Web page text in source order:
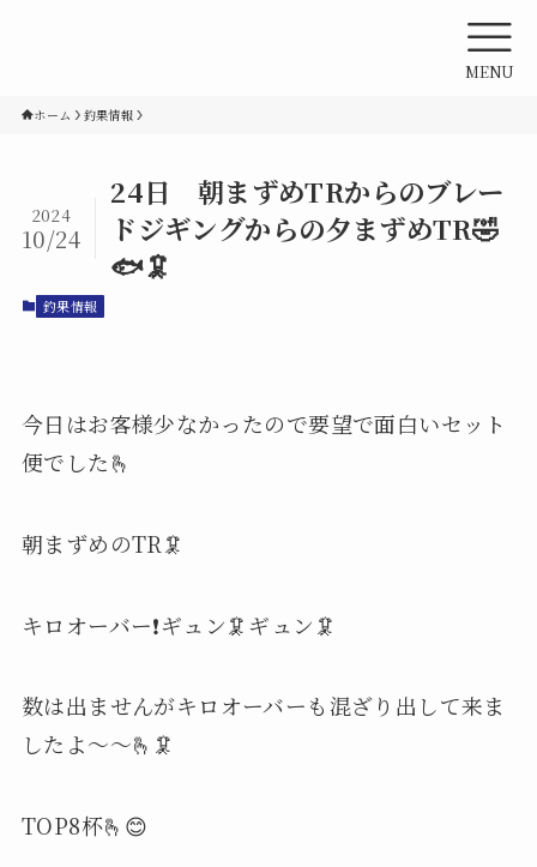
MENU
ホーム 釣果情報
24日 朝まずめTRからのブレー
ドジギングからの夕まずめTR🤣
🐟🦑
2024
10/24
釣果情報
今日はお客様少なかったので要望で面白いセット
便でした🫰
朝まずめのTR🦑
キロオーバー❗️ギュン🦑ギュン🦑
数は出ませんがキロオーバーも混ざり出して来ま
したよ〜〜🫰🦑
TOP8杯🫰😊